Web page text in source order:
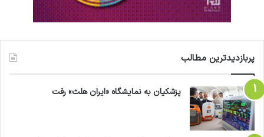
پربازدیدترین مطالب
پزشکیان به نمایشگاه «ایران هلث» رفت